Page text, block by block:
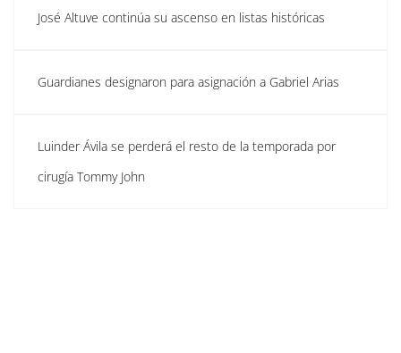
José Altuve continúa su ascenso en listas históricas
Guardianes designaron para asignación a Gabriel Arias
Luinder Ávila se perderá el resto de la temporada por
cirugía Tommy John